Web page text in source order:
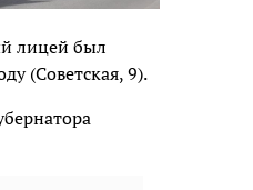
лицей был
(Советская, 9).